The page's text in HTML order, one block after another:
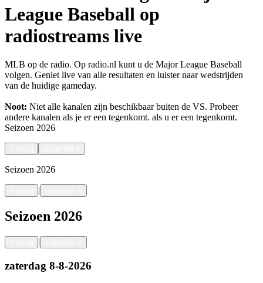
League Baseball op
radiostreams live
MLB op de radio. Op radio.nl kunt u de Major League Baseball
volgen. Geniet live van alle resultaten en luister naar wedstrijden
van de huidige gameday.
Noot: Niet alle kanalen zijn beschikbaar buiten de VS. Probeer
andere kanalen als je er een tegenkomt. als u er een tegenkomt.
Seizoen 2026
Seizoen 2026
|
Seizoen 2026
|
zaterdag 8-8-2026